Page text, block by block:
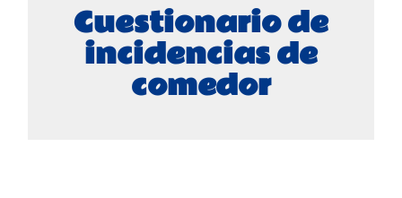
Cuestionario de
incidencias de
comedor